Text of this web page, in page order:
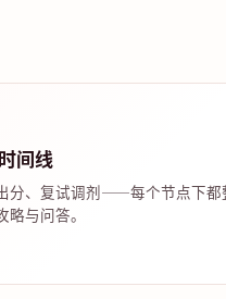
间线
分、复试调剂——每个节点下都
与问答。